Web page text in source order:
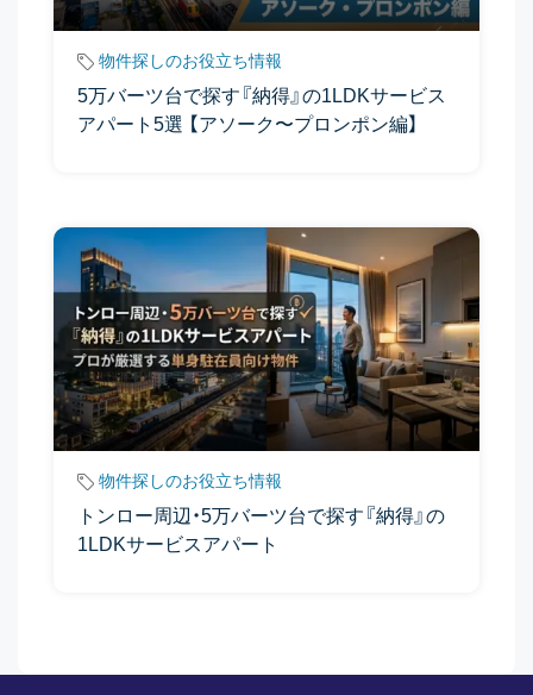
物件探しのお役立ち情報
5万バーツ台で探す『納得』の1LDKサービス
アパート5選 【アソーク〜プロンポン編】
物件探しのお役立ち情報
トンロー周辺・5万バーツ台で探す『納得』の
1LDKサービスアパート